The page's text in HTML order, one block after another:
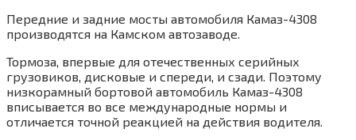
Передние и задние мосты автомобиля Камаз-4308
производятся на Камском автозаводе.
Тормоза, впервые для отечественных серийных
грузовиков, дисковые и спереди, и сзади. Поэтому
низкорамный бортовой автомобиль Камаз-4308
вписывается во все международные нормы и
отличается точной реакцией на действия водителя.